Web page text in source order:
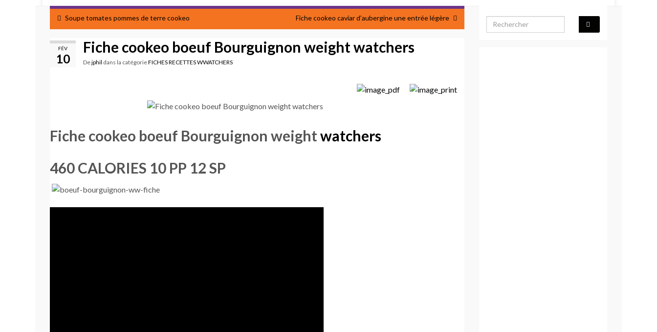
Soupe tomates pommes de terre cookeo Fiche cookeo caviar d’aubergine une entrée légère
FÉV
10
Fiche cookeo boeuf Bourguignon weight watchers
Dejphil dans la catégorieFICHES RECETTES WWATCHERS
Fiche cookeo boeuf Bourguignon weightwatchers
460 CALORIES 10 PP 12 SP
Search for: